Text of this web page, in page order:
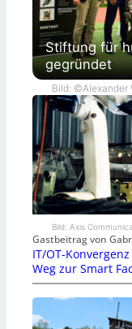
Stiftung für
gegründet
Bild: ©Alexander
Bild: Axis
Gastbeitrag von
IT/OT-
Weg zur Smart